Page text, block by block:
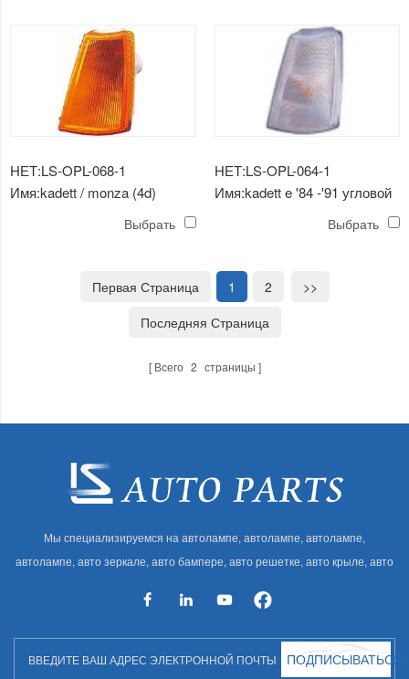
НЕТ:LS-OPL-068-1
Имя:kadett / monza (4d)
угловой светильник желтый
Выбрать
НЕТ:LS-OPL-064-1
Имя:kadett e '84 -'91 угловой
Выбрать
Первая Страница 1 2
>>
Последняя Страница
Всего 2 страницы
Мы специализируемся на автолампе, автолампе, автолампе,
автолампе, авто зеркале, авто бампере, авто решетке, авто крыле, авто
автозапчастей для Audi, VW, Benz, BMW
ПОДПИСЫВАТЬСЯ